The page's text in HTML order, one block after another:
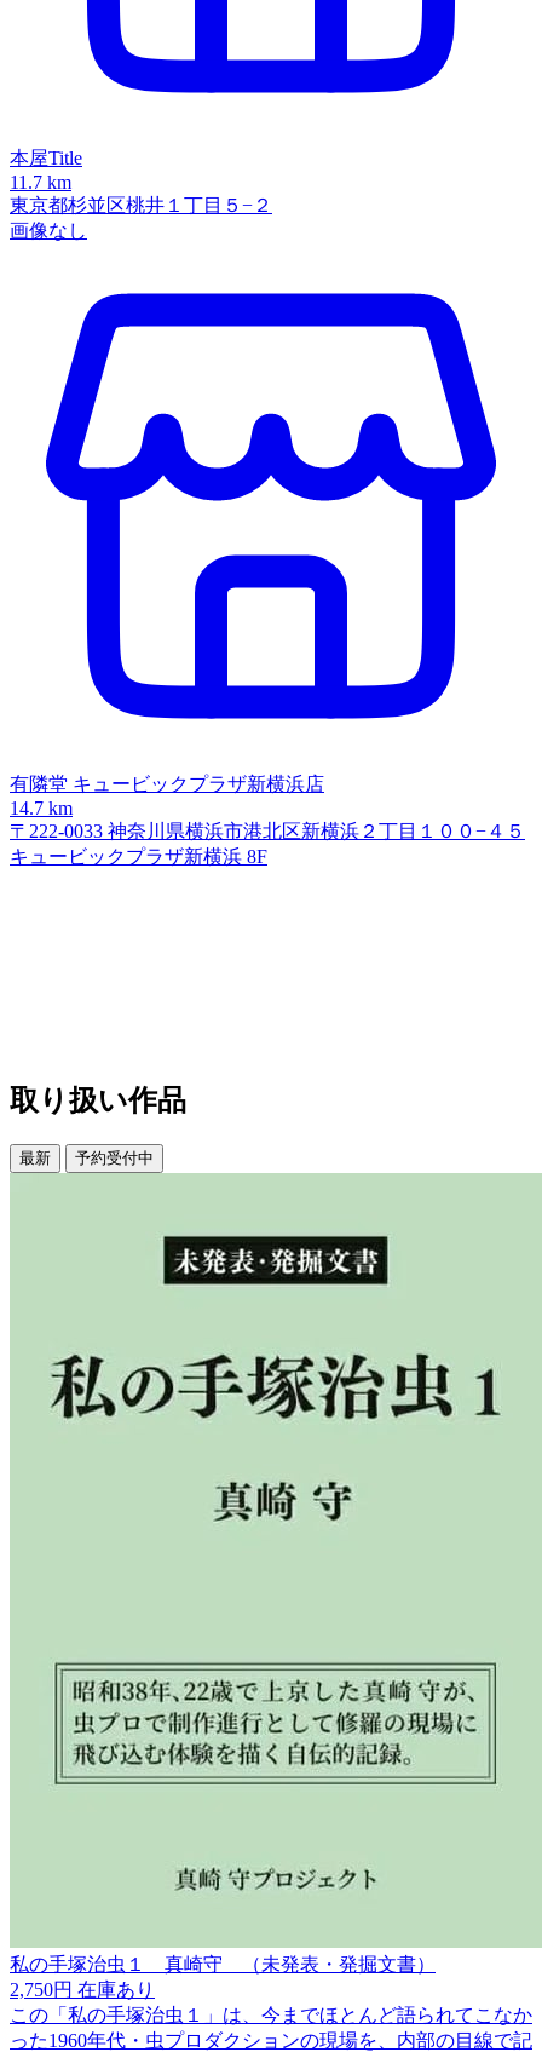
本屋Title
11.7 km
東京都杉並区桃井１丁目５−２
画像なし
有隣堂 キュービックプラザ新横浜店
14.7 km
〒222-0033 神奈川県横浜市港北区新横浜２丁目１００−４５
キュービックプラザ新横浜 8F
取り扱い作品
最新 予約受付中
私の手塚治虫１ 真崎守 （未発表・発掘文書）
2,750円 在庫あり
この「私の手塚治虫１」は、今までほとんど語られてこなか
った1960年代・虫プロダクションの現場を、内部の目線で記